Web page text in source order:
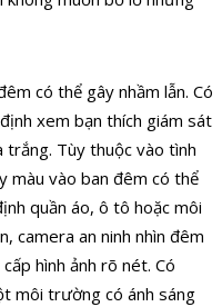
có thể gây nhầm lẫn. Có
xem bạn thích giám sát
trắng. Tùy thuộc vào tình
màu vào ban đêm có thể
quần áo, ô tô hoặc môi
camera an ninh nhìn đêm
hình ảnh rõ nét. Có
môi trường có ánh sáng